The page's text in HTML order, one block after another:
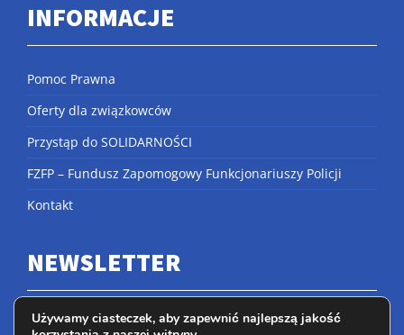
INFORMACJE
Pomoc Prawna
Oferty dla związkowców
Przystąp do SOLIDARNOŚCI
FZFP – Fundusz Zapomogowy Funkcjonariuszy Policji
Kontakt
NEWSLETTER
Używamy ciasteczek, aby zapewnić najlepszą jakość